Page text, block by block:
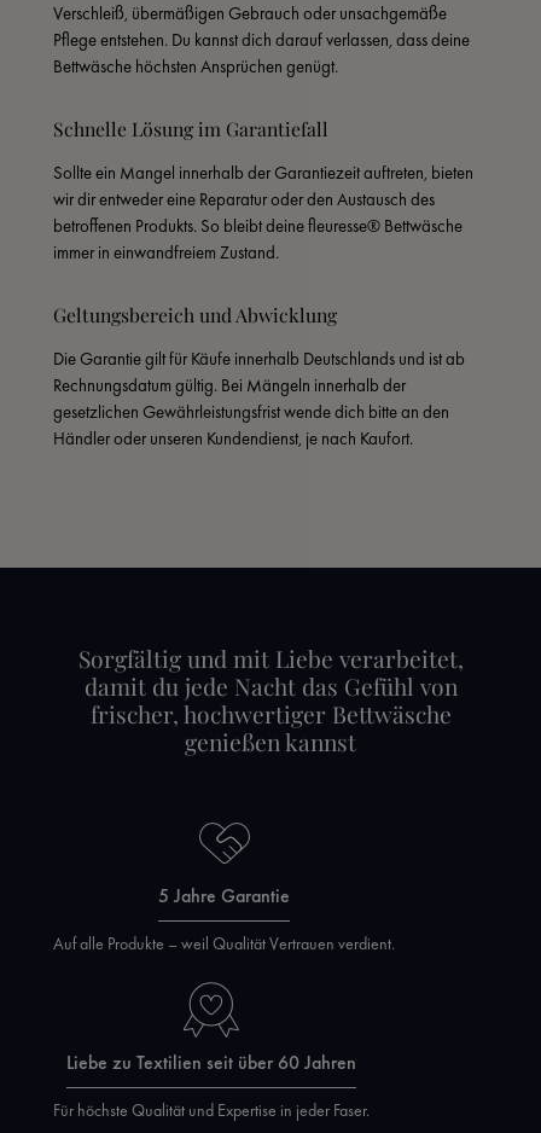
Verschleiß, übermäßigen Gebrauch oder unsachgemäße
Pflege entstehen. Du kannst dich darauf verlassen, dass deine
Bettwäsche höchsten Ansprüchen genügt.
Schnelle Lösung im Garantiefall
Sollte ein Mangel innerhalb der Garantiezeit auftreten, bieten
wir dir entweder eine Reparatur oder den Austausch des
betroffenen Produkts. So bleibt deine fleuresse® Bettwäsche
immer in einwandfreiem Zustand.
Geltungsbereich und Abwicklung
Die Garantie gilt für Käufe innerhalb Deutschlands und ist ab
Rechnungsdatum gültig. Bei Mängeln innerhalb der
gesetzlichen Gewährleistungsfrist wende dich bitte an den
Händler oder unseren Kundendienst, je nach Kaufort.
Sorgfältig und mit Liebe verarbeitet,
damit du jede Nacht das Gefühl von
frischer, hochwertiger Bettwäsche
genießen kannst
5 Jahre Garantie
Auf alle Produkte – weil Qualität Vertrauen verdient.
Liebe zu Textilien seit über 60 Jahren
Für höchste Qualität und Expertise in jeder Faser.